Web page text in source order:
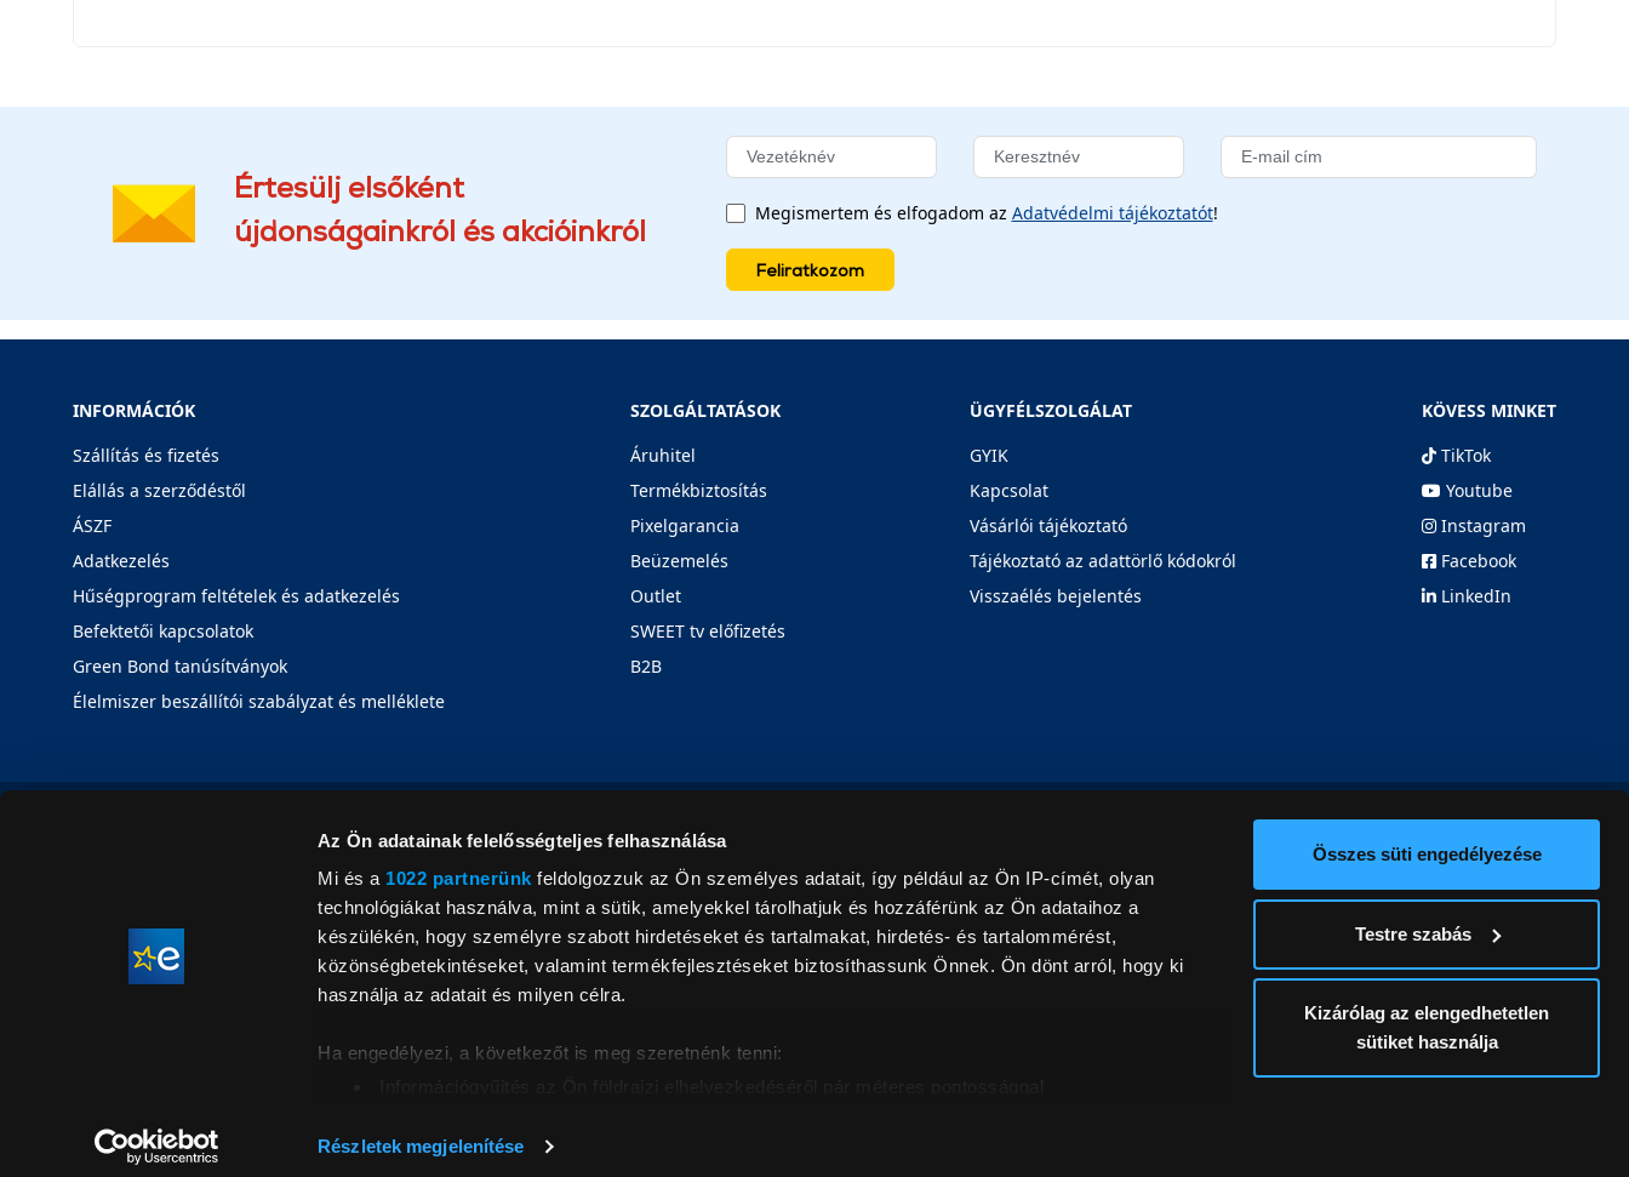
Az Ön adatainak felelősségteljes felhasználása
Mi és a 1022 partnerünk feldolgozzuk az Ön személyes adatait, így például az Ön IP-címét, olyan
technológiákat használva, mint a sütik, amelyekkel tárolhatjuk és hozzáférünk az Ön adataihoz a
készülékén, hogy személyre szabott hirdetéseket és tartalmakat, hirdetés- és tartalommérést,
közönségbetekintéseket, valamint termékfejlesztéseket biztosíthassunk Önnek. Ön dönt arról, hogy ki
használja az adatait és milyen célra.
Ha engedélyezi, a következőt is meg szeretnénk tenni:
ellenőrzésével
Részletek megjelenítése
Összes süti engedélyezése
Testre szabás
Kizárólag az elengedhetetlen
sütiket használja
Értesülj elsőként
újdonságainkról és akcióinkról
Megismertem és elfogadom az Adatvédelmi tájékoztatót!
Feliratkozom
INFORMÁCIÓK
Szállítás és fizetés
Elállás a szerződéstől
ÁSZF
Adatkezelés
Hűségprogram feltételek és adatkezelés
Befektetői kapcsolatok
Green Bond tanúsítványok
Élelmiszer beszállítói szabályzat és melléklete
SZOLGÁLTATÁSOK
Áruhitel
Termékbiztosítás
Pixelgarancia
Beüzemelés
Outlet
SWEET tv előfizetés
B2B
ÜGYFÉLSZOLGÁLAT
GYIK
Kapcsolat
Vásárlói tájékoztató
Tájékoztató az adattörlő kódokról
Visszaélés bejelentés
KÖVESS MINKET
TikTok
Youtube
Instagram
Facebook
LinkedIn
© 2026. Minden jog fenntartva! Euronics Műszaki Áruházlánc
feltüntetett árak, képek leírások tájékoztató jellegűek, és nem minősülnek ajánlattételnek, az esetleges pontatlanságért